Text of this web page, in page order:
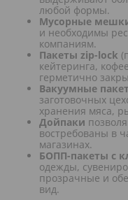
любой формы.
Мусорные
и необходимы
компаниям.
Пакеты zip-lock
кейтеринга,
герметично
Вакуумные
заготовочных
хранения мяса,
Дойпаки
востребованы в
магазинах.
БОПП-пакеты с
одежды,
прозрачные и
вид.